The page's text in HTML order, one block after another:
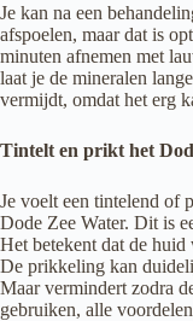
Je kan na een
afspoelen, maar dat is
minuten afnemen met
laat je de mineralen
vermijdt, omdat het erg
Tintelt en prikt het
Je voelt een tintelend of
Dode Zee Water. Dit is
Het betekent dat de
De prikkeling kan
Maar vermindert zodra
gebruiken, alle